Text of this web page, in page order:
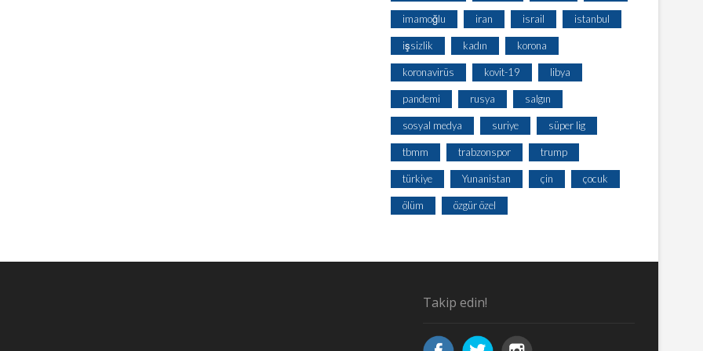
imamoğlu iran israil istanbul
işsizlik kadın korona
koronavirüs kovit-19 libya
pandemi rusya salgın
sosyal medya suriye süper lig
tbmm trabzonspor trump
türkiye Yunanistan çin çocuk
ölüm özgür özel
Takip edin!